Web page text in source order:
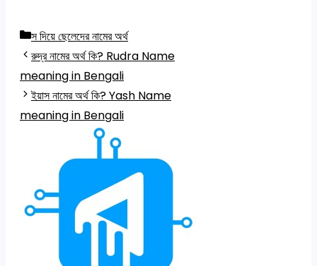
Categories
স দিয়ে ছেলেদের নামের অর্থ
রুদ্র নামের অর্থ কি? Rudra Name
meaning in Bengali
ইয়াস নামের অর্থ কি? Yash Name
meaning in Bengali